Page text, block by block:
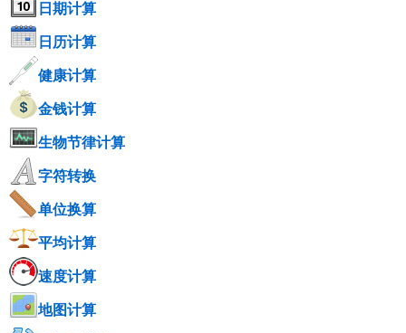
日期计算
日历计算
健康计算
金钱计算
生物节律计算
字符转换
单位换算
平均计算
速度计算
地图计算